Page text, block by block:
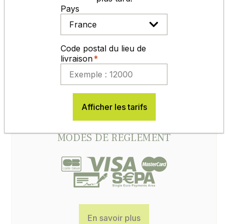
MODES DE RÈGLEMENT
En savoir plus
Pays
Code postal du lieu de
livraison
Afficher les tarifs